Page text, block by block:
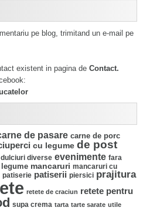
pe blog, trimitand un e-mail pe
existent in pagina de Contact.
de pasare carne de porc
cu legume de post
dulciuri diverse evenimente fara
legume mancaruri mancaruri cu
patiserie patiserii piersici prajitura
retete de craciun retete pentru
supa crema tarta tarte sarate utile